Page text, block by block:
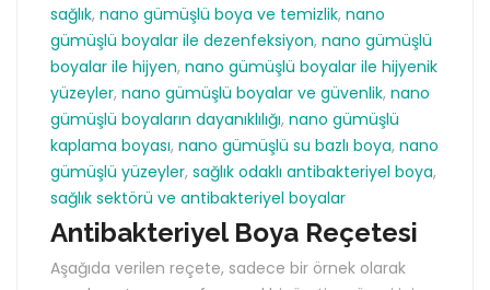
sağlık, nano gümüşlü boya ve temizlik, nano
gümüşlü boyalar ile dezenfeksiyon, nano gümüşlü
boyalar ile hijyen, nano gümüşlü boyalar ile hijyenik
yüzeyler, nano gümüşlü boyalar ve güvenlik, nano
gümüşlü boyaların dayanıklılığı, nano gümüşlü
kaplama boyası, nano gümüşlü su bazlı boya, nano
gümüşlü yüzeyler, sağlık odaklı antibakteriyel boya,
sağlık sektörü ve antibakteriyel boyalar
Antibakteriyel Boya Reçetesi
Aşağıda verilen reçete, sadece bir örnek olarak